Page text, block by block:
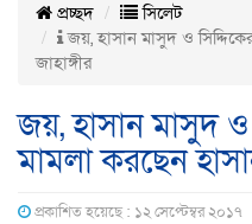
প্রচ্ছদ
সিলেট
জয়, হাসান মাসুদ ও
জাহাঙ্গীর
জয়, হাসান মাসুদ ও
মামলা করছেন
প্রকাশিত হয়েছে : ১২ সেপ্টেম্বর ২০১৭